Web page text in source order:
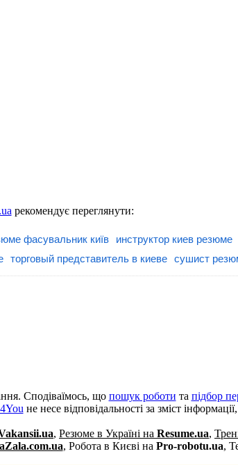
рекомендує переглянути:
фасувальник київ инструктор киев резюме
торговый представитель в киеве сушист
Сподіваїмось, що пошук роботи та підбор
не несе відповідальності за зміст
, Резюме в Україні на Resume.ua,
, Робота в Києві на Pro-robotu.ua,